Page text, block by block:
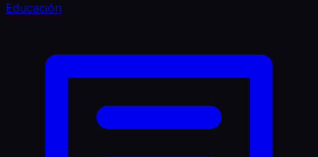
Educación